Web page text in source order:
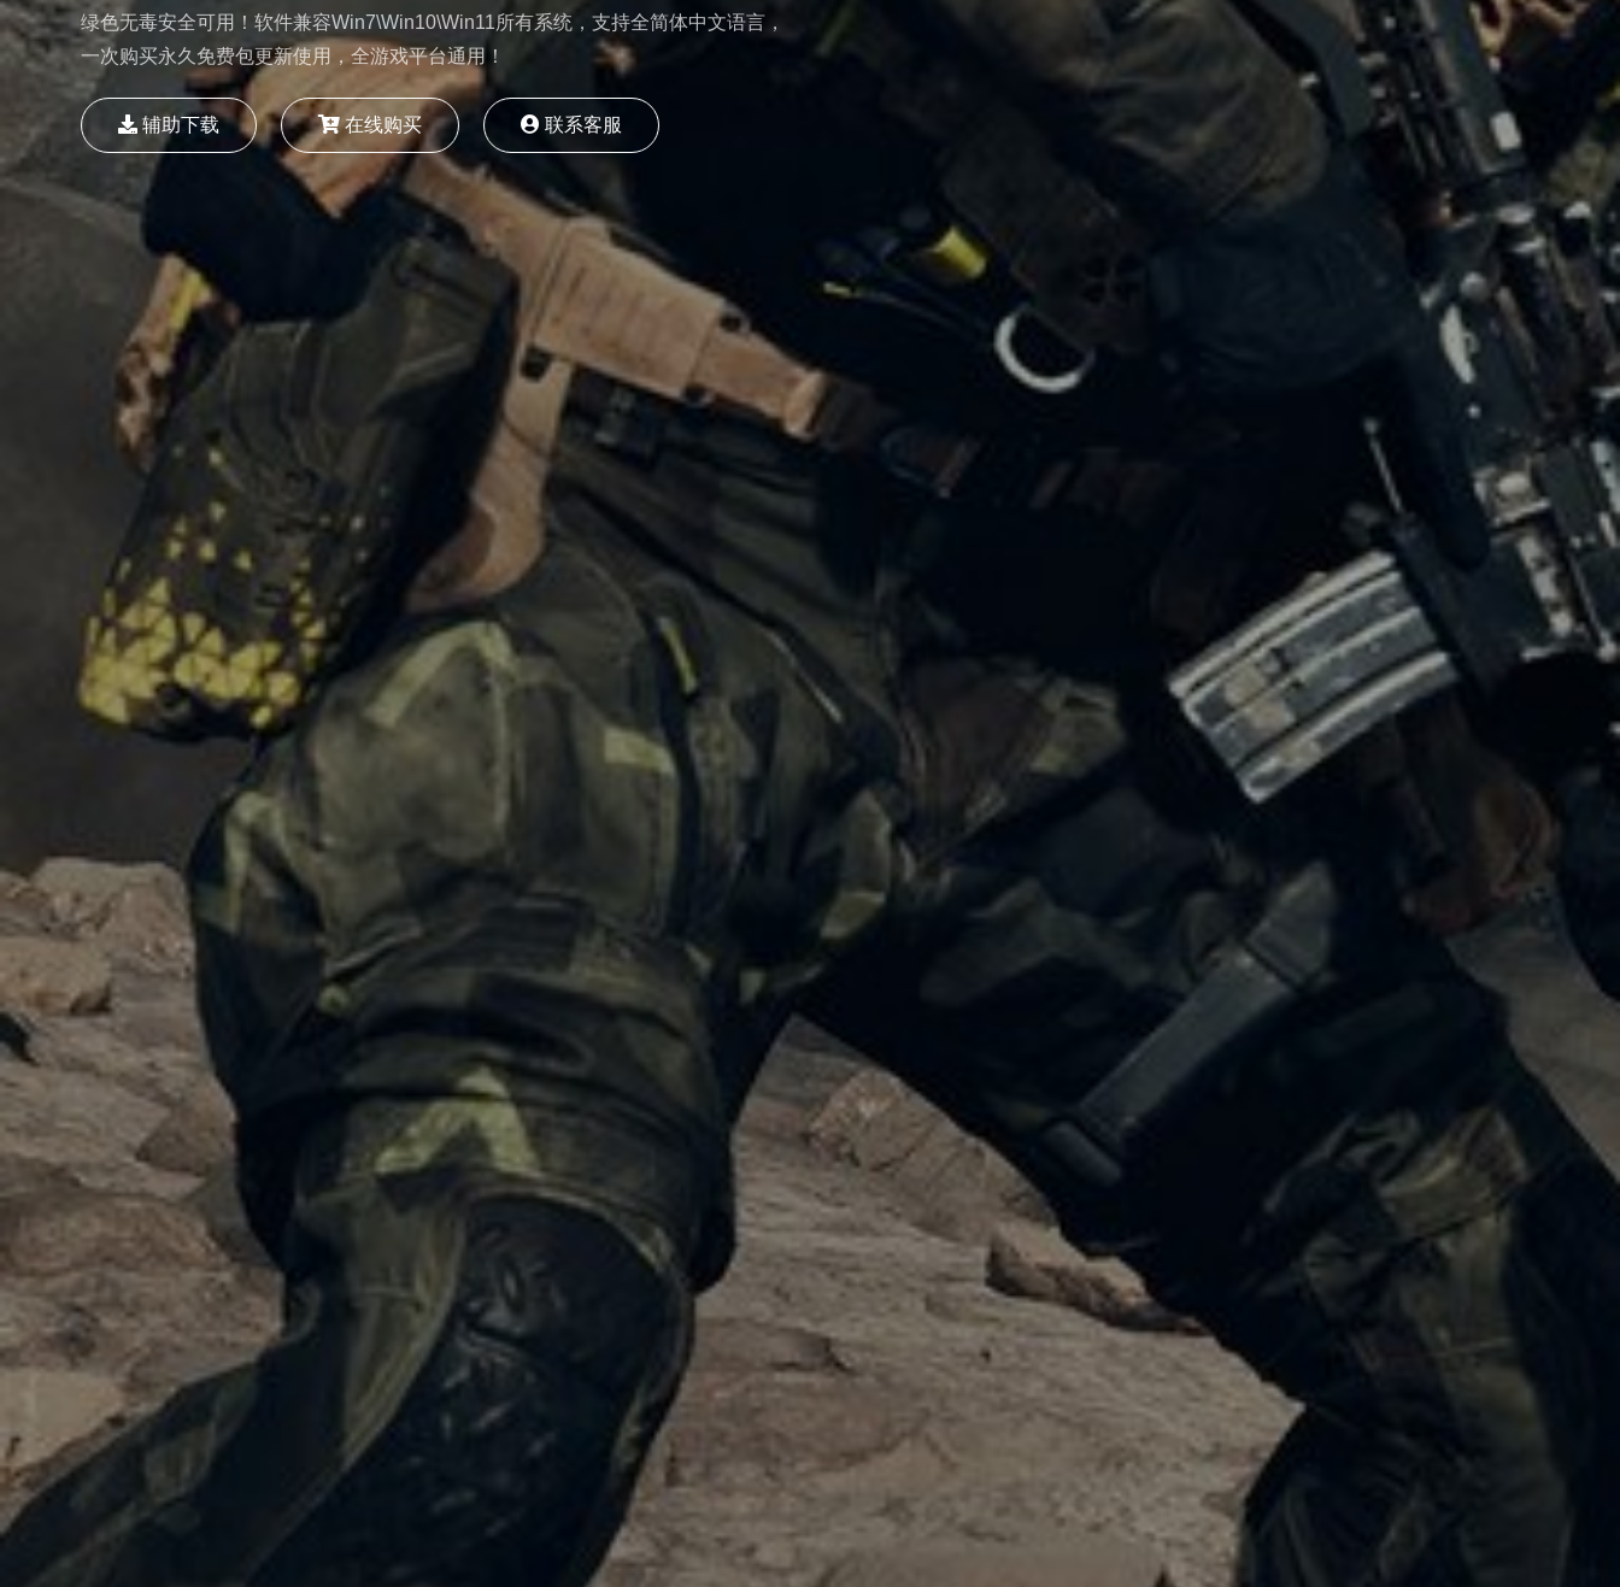
绿色无毒安全可用！软件兼容Win7\Win10\Win11所有系统，支持全简体中文语言，
一次购买永久免费包更新使用，全游戏平台通用！
辅助下载 在线购买 联系客服